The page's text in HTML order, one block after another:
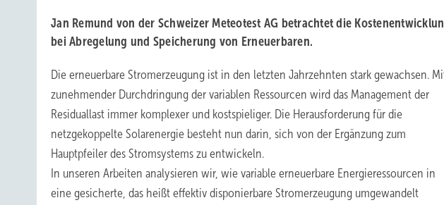
Jan Remund von der Schweizer Meteotest AG betrachtet die
bei Abregelung und Speicherung von Erneuerbaren.
Die erneuerbare Stromerzeugung ist in den letzten Jahrzehnten stark gewachsen.
zunehmender Durchdringung der variablen Ressourcen wird das Management der
Residuallast immer komplexer und kostspieliger. Die Herausforderung für die
netzgekoppelte Solarenergie besteht nun darin, sich von der Ergänzung zum
Hauptpfeiler des Stromsystems zu entwickeln.
In unseren Arbeiten analysieren wir, wie variable erneuerbare Energieressourcen in
eine gesicherte, das heißt effektiv disponierbare Stromerzeugung umgewandelt